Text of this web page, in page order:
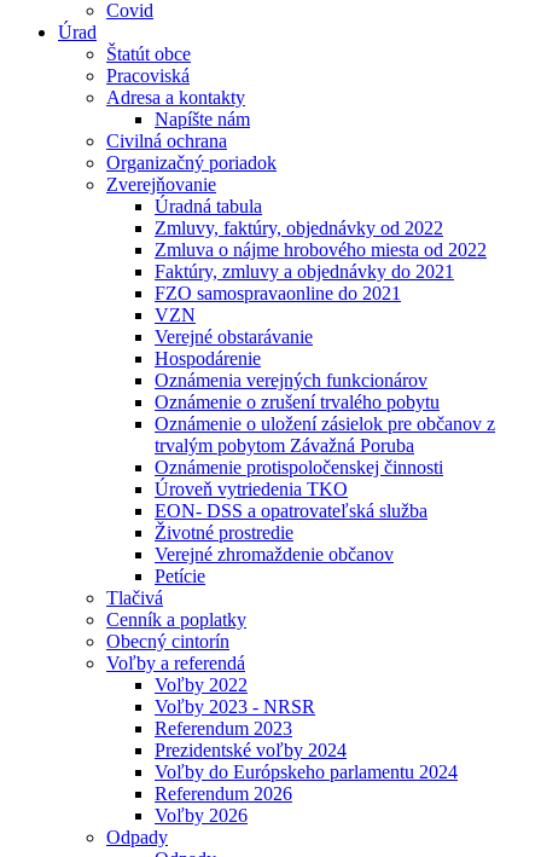
Covid
Úrad
Štatút obce
Pracoviská
Adresa a kontakty
Napíšte nám
Civilná ochrana
Organizačný poriadok
Zverejňovanie
Úradná tabula
Zmluvy, faktúry, objednávky od 2022
Zmluva o nájme hrobového miesta od 2022
Faktúry, zmluvy a objednávky do 2021
FZO samospravaonline do 2021
VZN
Verejné obstarávanie
Hospodárenie
Oznámenia verejných funkcionárov
Oznámenie o zrušení trvalého pobytu
Oznámenie o uložení zásielok pre občanov z
trvalým pobytom Závažná Poruba
Oznámenie protispoločenskej činnosti
Úroveň vytriedenia TKO
EON- DSS a opatrovateľská služba
Životné prostredie
Verejné zhromaždenie občanov
Petície
Tlačivá
Cenník a poplatky
Obecný cintorín
Voľby a referendá
Voľby 2022
Voľby 2023 - NRSR
Referendum 2023
Prezidentské voľby 2024
Voľby do Európskeho parlamentu 2024
Referendum 2026
Voľby 2026
Odpady